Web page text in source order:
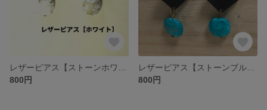
800円
800円